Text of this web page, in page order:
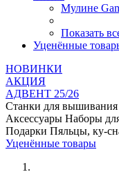
Мулине
Показать
Уценённые
НОВИНКИ
AКЦИЯ
АДВЕНТ 25/26
Станки для вышивания
Аксессуары Наборы
Подарки Пяльцы, ку-
Уценённые товары